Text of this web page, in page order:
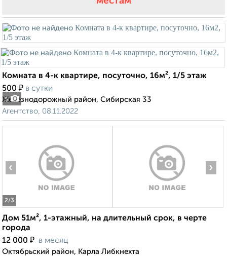
5
Комната в 4-к квартире, посуточно, 16м², 1/5 этаж
500 ₽ в сутки
Железнодорожный район, Сибирская 33
Агентство, 08.11.2022
2/3
‹ ›
Дом 51м², 1-этажный, на длительный срок, в черте
города
12 000 ₽ в месяц
Октябрьский район, Карла Либкнехта